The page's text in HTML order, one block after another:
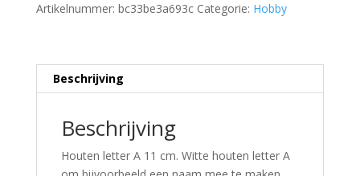
Artikelnummer: bc33be3a693c Categorie: Hobby
Beschrijving
Beschrijving
Houten letter A 11 cm. Witte houten letter A